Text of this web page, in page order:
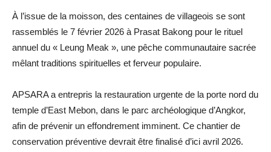
À l’issue de la moisson, des centaines de villageois se sont
rassemblés le 7 février 2026 à Prasat Bakong pour le rituel
annuel du « Leung Meak », une pêche communautaire sacrée
mêlant traditions spirituelles et ferveur populaire.
APSARA a entrepris la restauration urgente de la porte nord du
temple d’East Mebon, dans le parc archéologique d’Angkor,
afin de prévenir un effondrement imminent. Ce chantier de
conservation préventive devrait être finalisé d’ici avril 2026.